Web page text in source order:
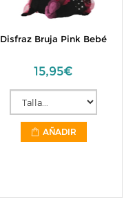
Disfraz Bruja Pink Bebé
15,95€
AÑADIR